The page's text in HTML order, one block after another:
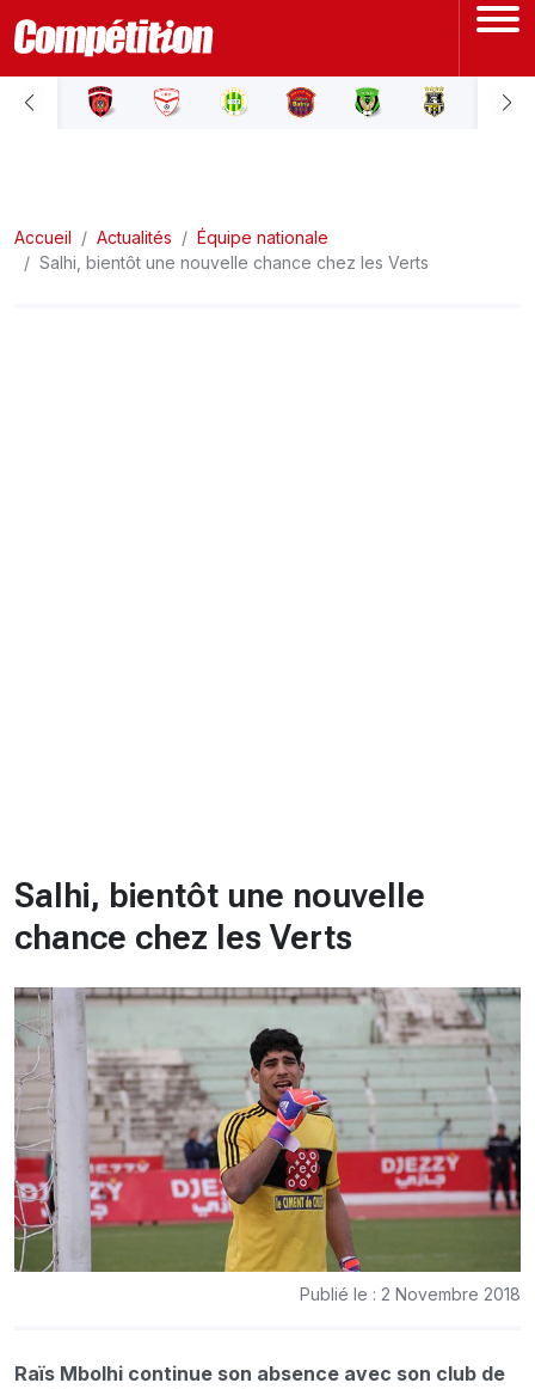
ACCUEIL
LIGUE 2
Accueil Actualités
Équipe nationale
Salhi, bientôt une nouvelle chance chez les Verts
Salhi, bientôt une nouvelle
chance chez les Verts
Publié le : 2 Novembre 2018
Raïs Mbolhi continue son absence avec son club de